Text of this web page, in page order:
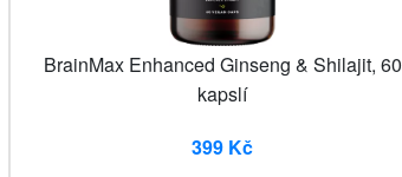
BrainMax Enhanced Ginseng & Shilajit, 60
kapslí
399 Kč